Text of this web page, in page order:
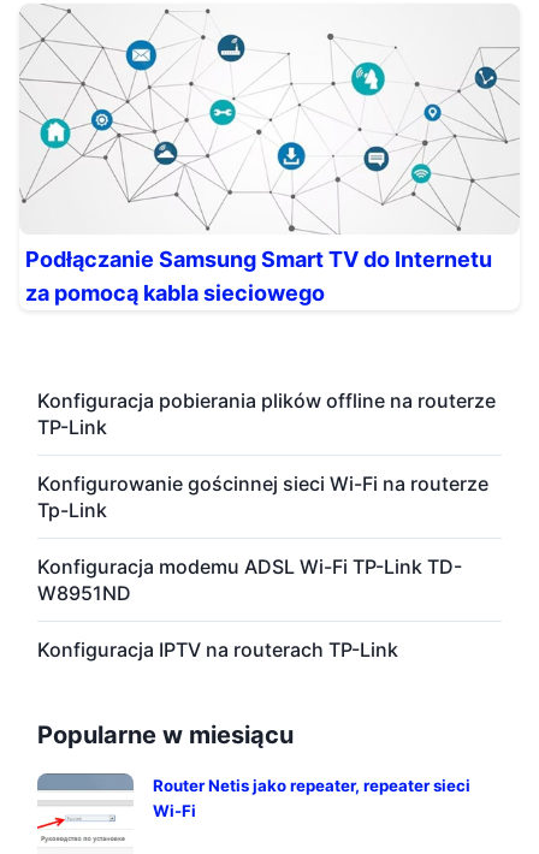
Podłączanie Samsung Smart TV do Internetu
za pomocą kabla sieciowego
Konfiguracja pobierania plików offline na routerze
TP-Link
Konfigurowanie gościnnej sieci Wi-Fi na routerze
Tp-Link
Konfiguracja modemu ADSL Wi-Fi TP-Link TD-
W8951ND
Konfiguracja IPTV na routerach TP-Link
Popularne w miesiącu
Router Netis jako repeater, repeater sieci
Wi-Fi